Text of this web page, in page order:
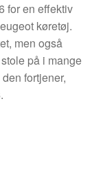
for en effektiv
køretøj.
men også
på i mange
fortjener,